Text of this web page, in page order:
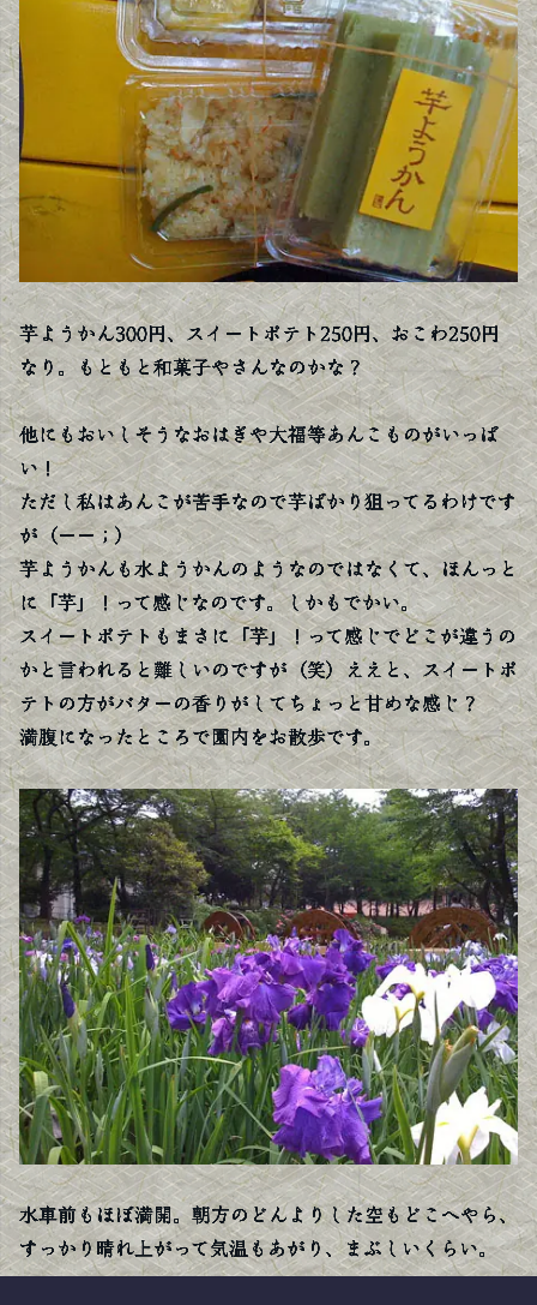
芋ようかん300円、スイートポテト250円、おこわ250円
なり。もともと和菓子やさんなのかな？
他にもおいしそうなおはぎや大福等あんこものがいっぱ
い！
ただし私はあんこが苦手なので芋ばかり狙ってるわけです
が（ーー；）
芋ようかんも水ようかんのようなのではなくて、ほんっと
に「芋」！って感じなのです。しかもでかい。
スイートポテトもまさに「芋」！って感じでどこが違うの
かと言われると難しいのですが（笑）ええと、スイートポ
テトの方がバターの香りがしてちょっと甘めな感じ？
満腹になったところで園内をお散歩です。
水車前もほぼ満開。朝方のどんよりした空もどこへやら、
すっかり晴れ上がって気温もあがり、まぶしいくらい。